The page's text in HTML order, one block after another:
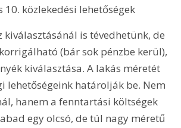
10. közlekedési lehetőségek
kiválasztásánál is tévedhetünk, de
(bár sok pénzbe kerül),
kiválasztása. A lakás méretét
lehetőségeink határolják be. Nem
hanem a fenntartási költségek
egy olcsó, de túl nagy méretű